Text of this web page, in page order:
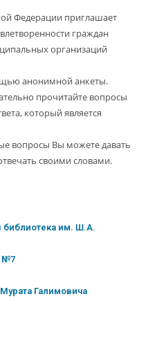
Федерации приглашает
граждан
организаций
анонимной анкеты.
прочитайте вопросы
который является
вопросы Вы можете давать
своими словами.
библиотека им. Ш.А.
№7
Галимовича